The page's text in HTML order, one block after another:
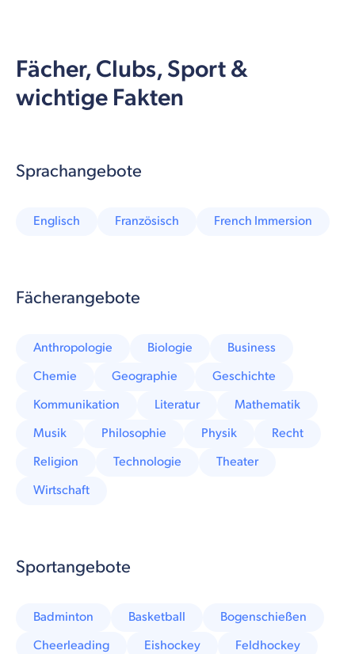
Fächer, Clubs, Sport &
wichtige Fakten
Sprachangebote
Englisch Französisch French Immersion
Fächerangebote
Anthropologie Biologie
Business
Chemie
Geographie
Geschichte
Kommunikation
Literatur
Mathematik
Musik
Philosophie Physik
Recht
Religion
Technologie
Theater
Wirtschaft
Sportangebote
Badminton Basketball
Bogenschießen
Cheerleading
Eishockey
Feldhockey